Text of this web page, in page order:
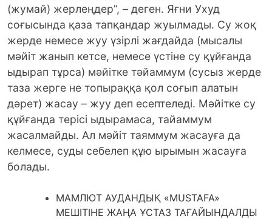
(жумай) жерлеңдер”, – деген. Яғни Ухуд
соғысында қаза тапқандар жуылмады. Су жоқ
жерде немесе жуу үзірлі жағдайда (мысалы
мәйiт жанып кетсе, немесе үстіне су құйғанда
ыдырап тұрса) мәйiтке тәйаммум (сусыз жерде
таза жерге не топыраққа қол соғып алатын
дәрет) жасау – жуу деп есептеледі. Мәйiтке су
құйғанда терiсi ыдырамаса, тайаммум
жасалмайды. Ал мәйіт таяммум жасауға да
келмесе, суды себелеп құю ырымын жасауға
болады.
МАМЛЮТ АУДАНДЫҚ «MUSTAFA»
МЕШІТІНЕ ЖАҢА ҰСТАЗ ТАҒАЙЫНДАЛДЫ